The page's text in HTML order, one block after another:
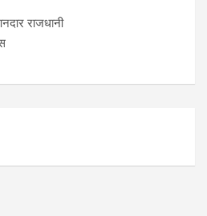
राजधानी